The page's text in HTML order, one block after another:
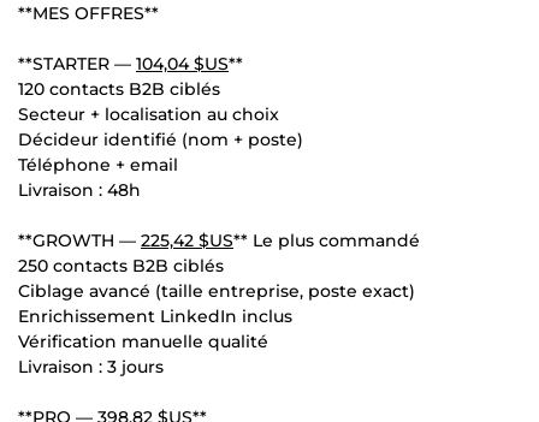
**MES OFFRES**
**STARTER — 104,04 $US**
120 contacts B2B ciblés
Secteur + localisation au choix
Décideur identifié (nom + poste)
Téléphone + email
Livraison : 48h
**GROWTH — 225,42 $US** Le plus commandé
250 contacts B2B ciblés
Ciblage avancé (taille entreprise, poste exact)
Enrichissement LinkedIn inclus
Vérification manuelle qualité
Livraison : 3 jours
**PRO — 398,82 $US**